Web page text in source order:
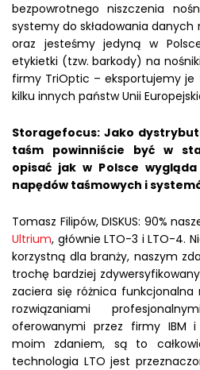
bezpowrotnego niszczenia
systemy do składowania danych
oraz jesteśmy jedyną w
etykietki (tzw. barkody) na
firmy TriOptic – eksportujemy je
kilku innych państw Unii
Storagefocus: Jako
taśm powinniście być w
opisać jak w Polsce
napędów taśmowych i
Tomasz Filipów, DISKUS: 90%
Ultrium, głównie LTO-3 i LTO-4.
korzystną dla branży, naszym
trochę bardziej
zaciera się różnica
rozwiązaniami
oferowanymi przez firmy IBM i
moim zdaniem, są to
technologia LTO jest